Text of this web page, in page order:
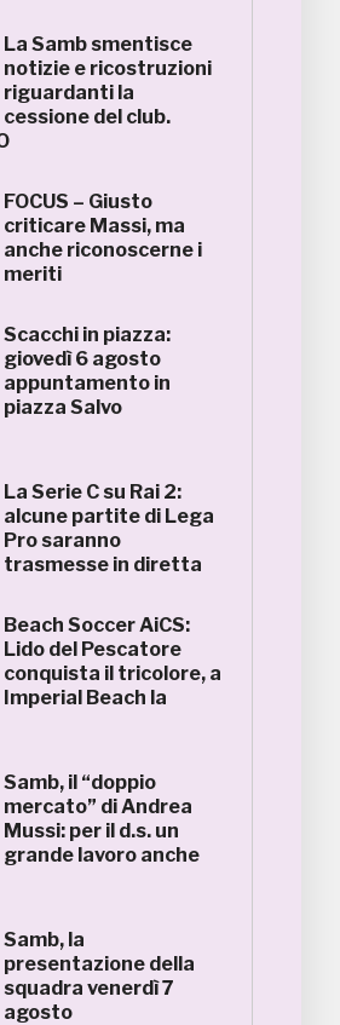
La Samb smentisce
notizie e ricostruzioni
riguardanti la
cessione del club.
FOCUS – Giusto
criticare Massi, ma
anche riconoscerne i
meriti
Scacchi in piazza:
giovedì 6 agosto
appuntamento in
piazza Salvo
La Serie C su Rai 2:
alcune partite di Lega
Pro saranno
trasmesse in diretta
Beach Soccer AiCS:
Lido del Pescatore
conquista il tricolore, a
Imperial Beach la
Samb, il “doppio
mercato” di Andrea
Mussi: per il d.s. un
grande lavoro anche
Samb, la
presentazione della
squadra venerdì 7
agosto